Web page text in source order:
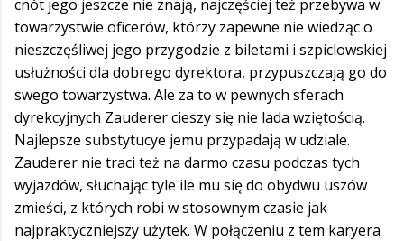
cnót jego jeszcze nie znają, najczęściej też przebywa w
towarzystwie oficerów, którzy zapewne nie wiedząc o
nieszczęśliwej jego przygodzie z biletami i szpiclowskiej
usłużności dla dobrego dyrektora, przypuszczają go do
swego towarzystwa. Ale za to w pewnych sferach
dyrekcyjnych Zauderer cieszy się nie lada wziętością.
Najlepsze substytucye jemu przypadają w udziale.
Zauderer nie traci też na darmo czasu podczas tych
wyjazdów, słuchając tyle ile mu się do obydwu uszów
zmieści, z których robi w stosownym czasie jak
najpraktyczniejszy użytek. W połączeniu z tem karyera